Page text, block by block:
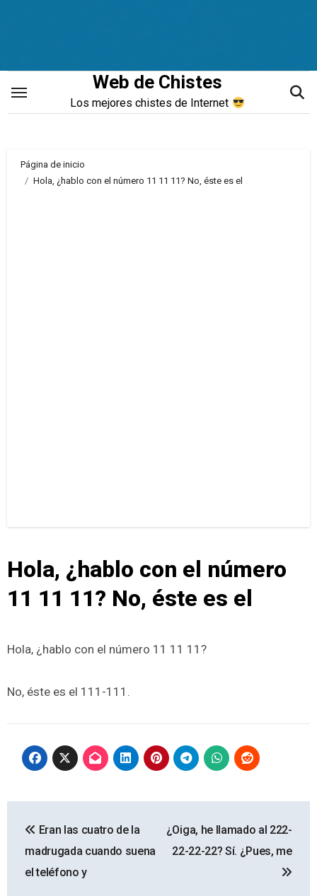
Web de Chistes
Los mejores chistes de Internet
Página de inicio
Hola, ¿hablo con el número 11 11 11? No, éste es el
Hola, ¿hablo con el número
11 11 11? No, éste es el
Hola, ¿hablo con el número 11 11 11?
No, éste es el 111-111.
de
entradas
Eran las cuatro de la
madrugada cuando suena
el teléfono y
¿Oiga, he llamado al 222-
22-22-22? Sí. ¿Pues, me